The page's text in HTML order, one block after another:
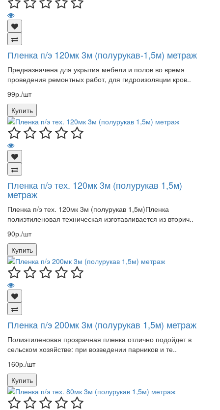
Пленка п/э 120мк 3м (полурукав-1,5м) метраж
Предназначена для укрытия мебели и полов во время
проведения ремонтных работ, для гидроизоляции кров..
99р./шт
Купить
Пленка п/э тех. 120мк 3м (полурукав 1,5м)
метраж
Пленка п/э тех. 120мк 3м (полурукав 1,5м)Пленка
полиэтиленовая техническая изготавливается из вторич..
90р./шт
Купить
Пленка п/э 200мк 3м (полурукав 1,5м) метраж
Полиэтиленовая прозрачная пленка отлично подойдет в
сельском хозяйстве: при возведении парников и те..
160р./шт
Купить